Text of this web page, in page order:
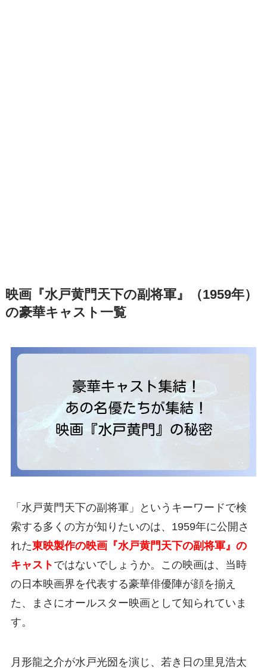
映画『水戸黄門天下の副将軍』（1959年）
の豪華キャスト一覧
「水戸黄門天下の副将軍」というキーワードで検
索する多くの方が知りたいのは、1959年に公開さ
れた東映製作の映画『水戸黄門天下の副将軍』の
キャスト ではないでしょうか。この映画は、当時
の日本映画界を代表する豪華俳優陣が顔を揃え
た、まさにオールスター映画として知られていま
す。
月形龍之介が水戸光圀を演じ、若き日の里見浩太